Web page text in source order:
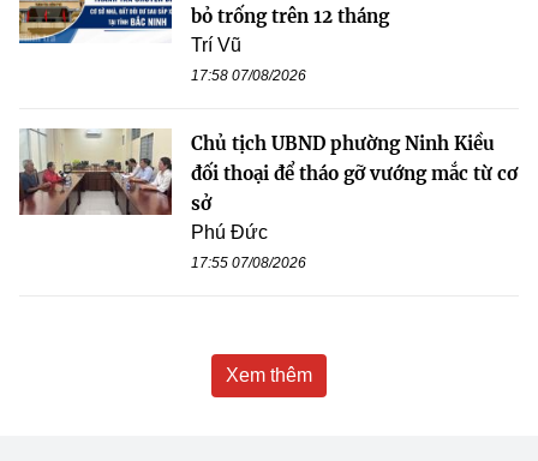
bỏ trống trên 12 tháng
Trí Vũ
17:58 07/08/2026
Chủ tịch UBND phường Ninh Kiều
đối thoại để tháo gỡ vướng mắc từ cơ
sở
Phú Đức
17:55 07/08/2026
Xem thêm